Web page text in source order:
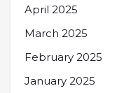
April 2025
March 2025
February 2025
January 2025